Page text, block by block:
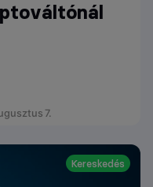
7.
Kereskedés